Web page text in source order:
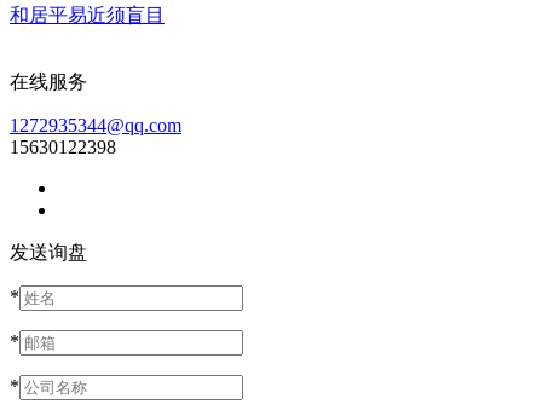
和居平易近须盲目
在线服务
1272935344@qq.com
15630122398
发送询盘
*
*
*